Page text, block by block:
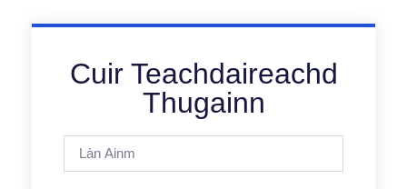
Cuir Teachdaireachd
Thugainn